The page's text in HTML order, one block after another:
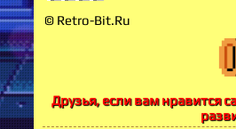
© Retro-Bit.Ru
Друзья, если вам нравится